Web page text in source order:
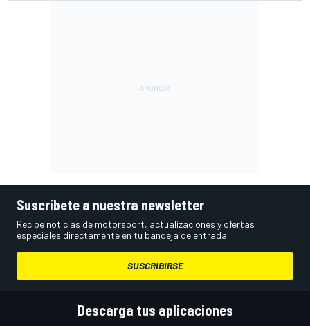
otro"
Suscríbete a nuestra newsletter
Recibe noticias de motorsport, actualizaciones y ofertas
especiales directamente en tu bandeja de entrada.
SUSCRIBIRSE
Descarga tus aplicaciones